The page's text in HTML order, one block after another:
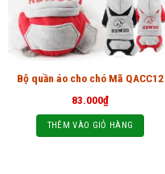
Bộ quần áo cho chó Mã QACC12
83.000₫
THÊM VÀO GIỎ HÀNG